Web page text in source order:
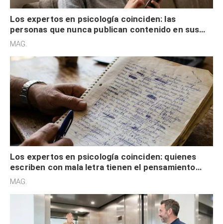
Los expertos en psicología coinciden: las
personas que nunca publican contenido en sus
redes sociales no pretenden buscar validación
MAG.
Los expertos en psicología coinciden: quienes
escriben con mala letra tienen el pensamiento
acelerado y no lo hacen por desinterés
MAG.